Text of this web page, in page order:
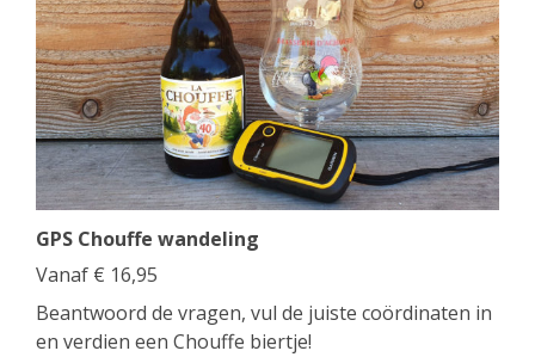
GPS Chouffe wandeling
Vanaf € 16,95
Beantwoord de vragen, vul de juiste coördinaten in
en verdien een Chouffe biertje!